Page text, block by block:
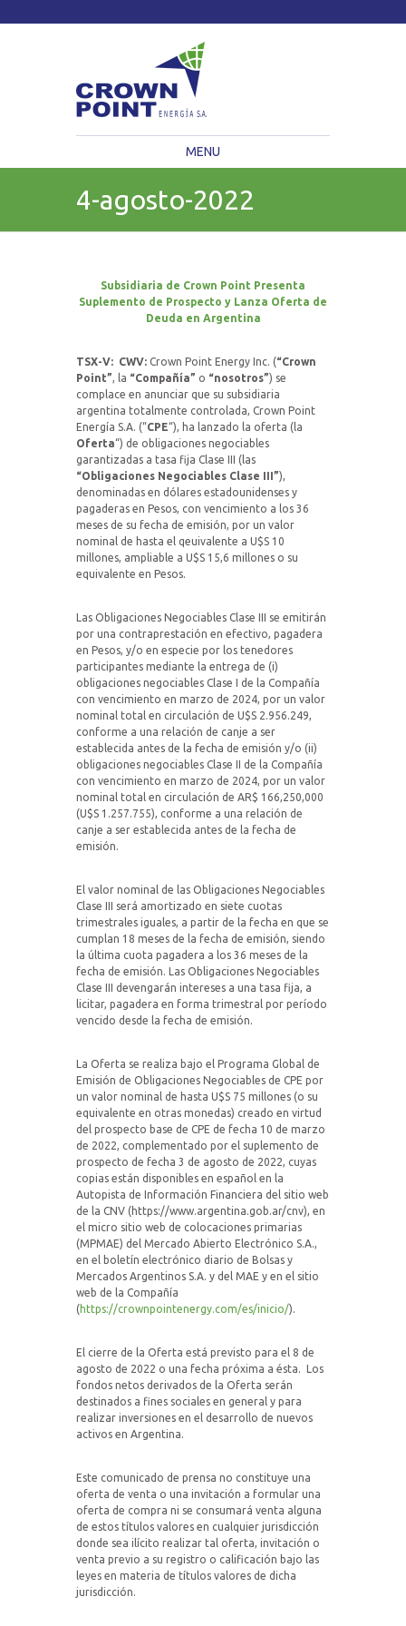
MENU
4-agosto-2022
Subsidiaria de Crown Point Presenta
Suplemento de Prospecto y Lanza Oferta de
Deuda en Argentina
TSX-V: CWV: Crown Point Energy Inc. (“Crown
Point”, la “Compañía” o “nosotros”) se
complace en anunciar que su subsidiaria
argentina totalmente controlada, Crown Point
Energía S.A. (“CPE“), ha lanzado la oferta (la
Oferta“) de obligaciones negociables
garantizadas a tasa fija Clase III (las
“Obligaciones Negociables Clase III”),
denominadas en dólares estadounidenses y
pagaderas en Pesos, con vencimiento a los 36
meses de su fecha de emisión, por un valor
nominal de hasta el qeuivalente a U$S 10
millones, ampliable a U$S 15,6 millones o su
equivalente en Pesos.
Las Obligaciones Negociables Clase III se emitirán
por una contraprestación en efectivo, pagadera
en Pesos, y/o en especie por los tenedores
participantes mediante la entrega de (i)
obligaciones negociables Clase I de la Compañía
con vencimiento en marzo de 2024, por un valor
nominal total en circulación de U$S 2.956.249,
conforme a una relación de canje a ser
establecida antes de la fecha de emisión y/o (ii)
obligaciones negociables Clase II de la Compañía
con vencimiento en marzo de 2024, por un valor
nominal total en circulación de AR$ 166,250,000
(U$S 1.257.755), conforme a una relación de
canje a ser establecida antes de la fecha de
emisión.
El valor nominal de las Obligaciones Negociables
Clase III será amortizado en siete cuotas
trimestrales iguales, a partir de la fecha en que se
cumplan 18 meses de la fecha de emisión, siendo
la última cuota pagadera a los 36 meses de la
fecha de emisión. Las Obligaciones Negociables
Clase III devengarán intereses a una tasa fija, a
licitar, pagadera en forma trimestral por período
vencido desde la fecha de emisión.
La Oferta se realiza bajo el Programa Global de
Emisión de Obligaciones Negociables de CPE por
un valor nominal de hasta U$S 75 millones (o su
equivalente en otras monedas) creado en virtud
del prospecto base de CPE de fecha 10 de marzo
de 2022, complementado por el suplemento de
prospecto de fecha 3 de agosto de 2022, cuyas
copias están disponibles en español en la
Autopista de Información Financiera del sitio web
de la CNV (https://www.argentina.gob.ar/cnv), en
el micro sitio web de colocaciones primarias
(MPMAE) del Mercado Abierto Electrónico S.A.,
en el boletín electrónico diario de Bolsas y
Mercados Argentinos S.A. y del MAE y en el sitio
web de la Compañía
(https://crownpointenergy.com/es/inicio/).
El cierre de la Oferta está previsto para el 8 de
agosto de 2022 o una fecha próxima a ésta. Los
fondos netos derivados de la Oferta serán
destinados a fines sociales en general y para
realizar inversiones en el desarrollo de nuevos
activos en Argentina.
Este comunicado de prensa no constituye una
oferta de venta o una invitación a formular una
oferta de compra ni se consumará venta alguna
de estos títulos valores en cualquier jurisdicción
donde sea ilícito realizar tal oferta, invitación o
venta previo a su registro o calificación bajo las
leyes en materia de títulos valores de dicha
jurisdicción.